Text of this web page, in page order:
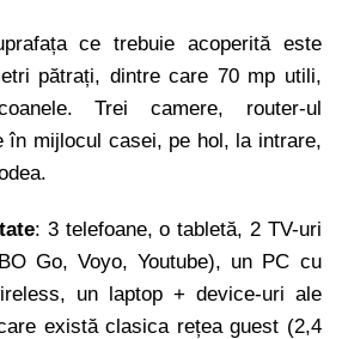
ce trebuie acoperită este
pătrați, dintre care 70 mp utili,
Trei camere, router-ul
în mijlocul casei, pe hol, la intrare,
: 3 telefoane, o tabletă, 2 TV-uri
Go, Voyo, Youtube), un PC cu
un laptop + device-uri ale
există clasica rețea guest (2,4